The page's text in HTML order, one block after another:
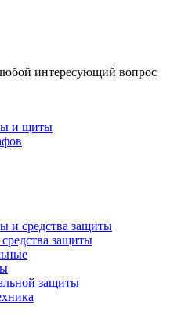
интересующий вопрос
и щиты
защиты
защиты